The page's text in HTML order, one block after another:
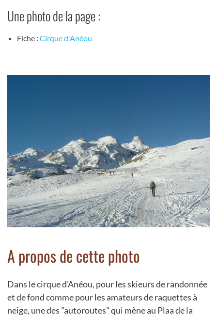
Une photo de la page :
Fiche : Cirque d'Anéou
A propos de cette photo
Dans le cirque d'Anéou, pour les skieurs de randonnée
et de fond comme pour les amateurs de raquettes à
neige, une des "autoroutes" qui mène au Plaa de la